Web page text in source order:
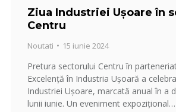
Ziua Industriei Ușoare în
Centru
Noutati 15 iunie 2024
Pretura sectorului Centru în
Excelență în Industria Ușoară a
Industriei Ușoare, marcată anual în a
lunii iunie. Un eveniment expozițional…